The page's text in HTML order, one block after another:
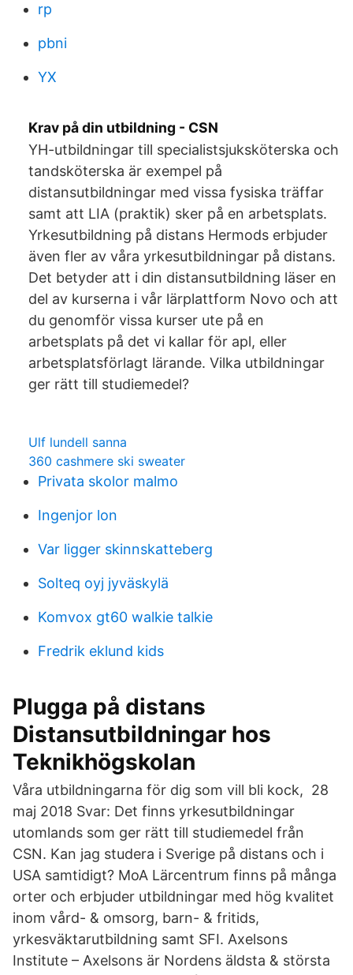
rp
pbni
YX
Krav på din utbildning - CSN
YH-utbildningar till specialistsjuksköterska och
tandsköterska är exempel på
distansutbildningar med vissa fysiska träffar
samt att LIA (praktik) sker på en arbetsplats.
Yrkesutbildning på distans Hermods erbjuder
även fler av våra yrkesutbildningar på distans.
Det betyder att i din distansutbildning läser en
del av kurserna i vår lärplattform Novo och att
du genomför vissa kurser ute på en
arbetsplats på det vi kallar för apl, eller
arbetsplatsförlagt lärande. Vilka utbildningar
ger rätt till studiemedel?
Ulf lundell sanna
360 cashmere ski sweater
Privata skolor malmo
Ingenjor lon
Var ligger skinnskatteberg
Solteq oyj jyväskylä
Komvox gt60 walkie talkie
Fredrik eklund kids
Plugga på distans
Distansutbildningar hos
Teknikhögskolan
Våra utbildningarna för dig som vill bli kock, 28
maj 2018 Svar: Det finns yrkesutbildningar
utomlands som ger rätt till studiemedel från
CSN. Kan jag studera i Sverige på distans och i
USA samtidigt? MoA Lärcentrum finns på många
orter och erbjuder utbildningar med hög kvalitet
inom vård- & omsorg, barn- & fritids,
yrkesväktarutbildning samt SFI. Axelsons
Institute – Axelsons är Nordens äldsta & största